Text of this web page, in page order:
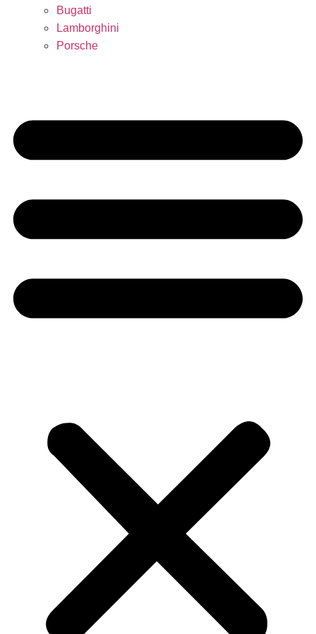
Bugatti
Lamborghini
Porsche